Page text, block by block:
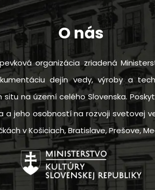
O nás
organizácia zriadená
dejín vedy, výroby a
na území celého Slovenska.
a jeho osobností na rozvoji svetovej
v Košiciach, Bratislave, Prešove,